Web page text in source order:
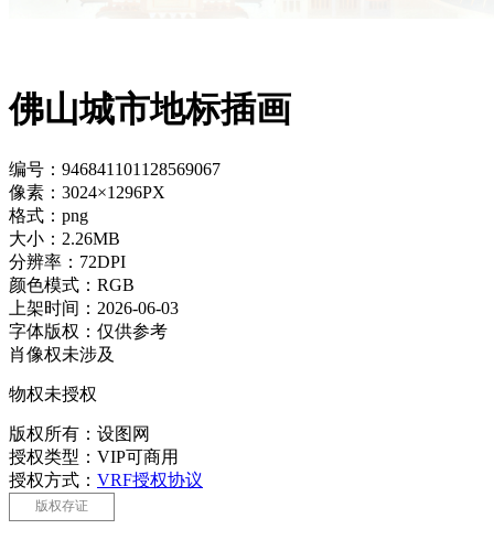
佛山城市地标插画
编号：946841101128569067
像素：3024×1296PX
格式：png
大小：2.26MB
分辨率：72DPI
颜色模式：RGB
上架时间：2026-06-03
字体版权：仅供参考
肖像权未涉及
物权未授权
版权所有：设图网
授权类型：VIP可商用
授权方式： VRF授权协议
版权存证